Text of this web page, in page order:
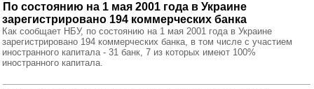
По состоянию на 1 мая 2001 года в Украине
зарегистрировано 194 коммерческих банка
Как сообщает НБУ, по состоянию на 1 мая 2001 года в Украине
зарегистрировано 194 коммерческих банка, в том числе с участием
иностранного капитала - 31 банк, 7 из которых имеют 100%
иностранного капитала.